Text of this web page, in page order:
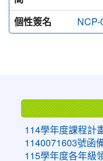
個性簽名 NCP-
114學年度課程計
1140071603號函
115學年度各年級